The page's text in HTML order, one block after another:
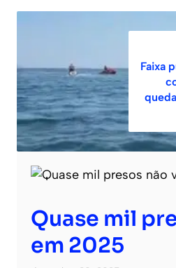
Faixa
Quase mil
em 2025